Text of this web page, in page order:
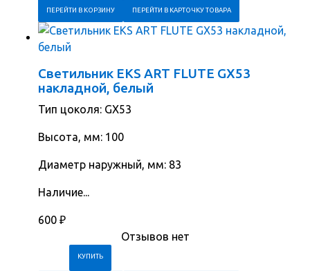
ПЕРЕЙТИ В КОРЗИНУ ПЕРЕЙТИ В КАРТОЧКУ ТОВАРА
Светильник EKS ART FLUTE GX53
накладной, белый
Тип цоколя: GX53
Высота, мм: 100
Диаметр наружный, мм: 83
Наличие...
600 ₽
Отзывов нет